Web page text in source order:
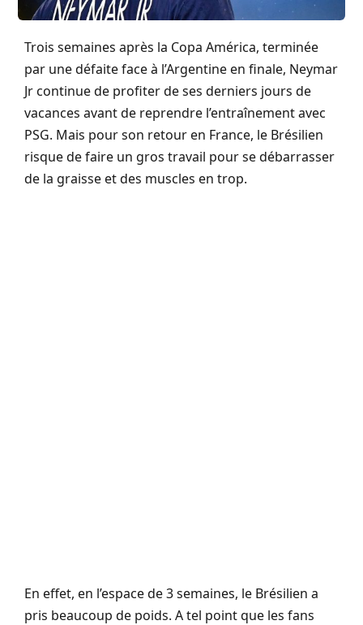
Trois semaines après la Copa América, terminée
par une défaite face à l’Argentine en finale, Neymar
Jr continue de profiter de ses derniers jours de
vacances avant de reprendre l’entraînement avec
PSG. Mais pour son retour en France, le Brésilien
risque de faire un gros travail pour se débarrasser
de la graisse et des muscles en trop.
En effet, en l’espace de 3 semaines, le Brésilien a
pris beaucoup de poids. A tel point que les fans